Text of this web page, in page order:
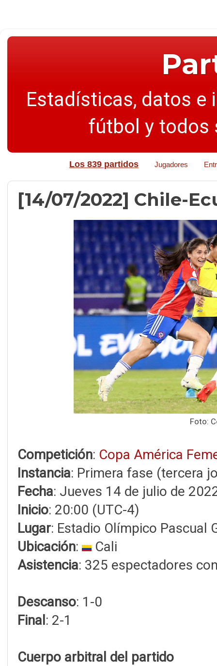
Estadísticas, datos e
fútbol y todos
Los 839 partidos Jugadores
[14/07/2022] Chile-
Foto:
Competición: Copa América
Instancia: Primera fase (tercera
Fecha: Jueves 14 de julio de
Inicio: 20:00 (UTC-4)
Lugar: Estadio Olímpico Pascual
Ubicación:
Cali
Asistencia: 325 espectadores
Descanso: 1-0
Final : 2-1
Cuerpo arbitral del partido